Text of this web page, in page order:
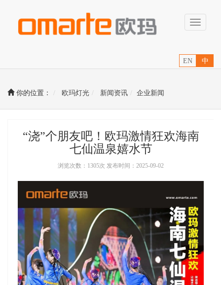
Toggle
EN 中
你的位置： 欧玛灯光 新闻资讯 企业新闻
“浇”个朋友吧！欧玛激情狂欢海南
七仙温泉嬉水节
浏览次数：1305次 发布时间：2025-09-02